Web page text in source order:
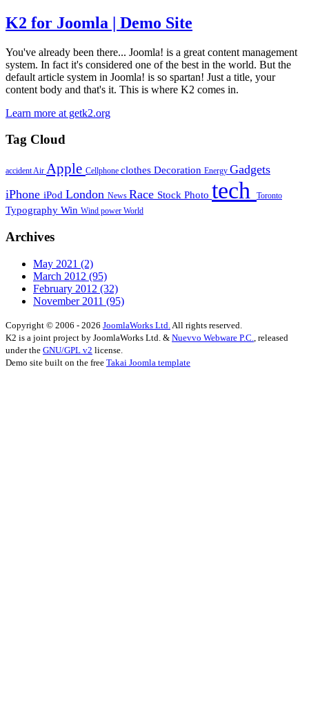
K2 for Joomla | Demo Site
You've already been there... Joomla! is a great content management
system. In fact it's considered one of the best in the world. But the
default article system in Joomla! is so spartan! Just a title, your
content body and that's it. This is where K2 comes in.
Learn more at getk2.org
Tag Cloud
accidentAir Apple Cellphone clothes Decoration Energy Gadgets
iPhone iPod London News Race Stock Photo tech Toronto
Typography Win Wind power World
Archives
May 2021 (2)
March 2012 (95)
February 2012 (32)
November 2011 (95)
Copyright © 2006 - 2026 JoomlaWorks Ltd. All rights reserved.
K2 is a joint project by JoomlaWorks Ltd. & Nuevvo Webware P.C.
, released
under the GNU/GPL v2 license.
Demo site built on the free Takai Joomla template